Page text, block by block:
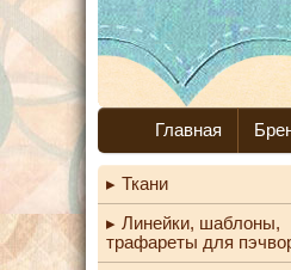
Главная
Ткани
Линейки, шаблоны,
трафареты для